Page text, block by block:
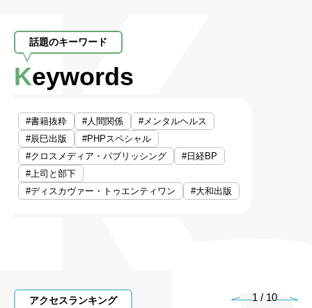
話題のキーワード
Keywords
#書籍抜粋 #人間関係
#メンタルヘルス
#辰巳出版
#PHPスペシャル
#クロスメディア・パブリッシング
#日経BP
#上司と部下
#ディスカヴァー・トゥエンティワン
#大和出版
アクセスランキング 1 / 10